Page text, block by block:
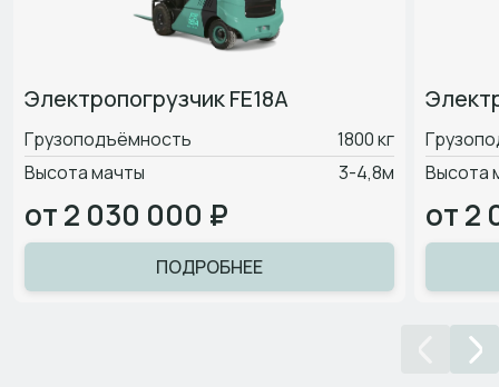
Электропогрузчик FE18A
Грузоподъёмность
1800 кг
Высота мачты
3-4,8м
от 2 030 000 ₽
ПОДРОБНЕЕ
Высота
от 2